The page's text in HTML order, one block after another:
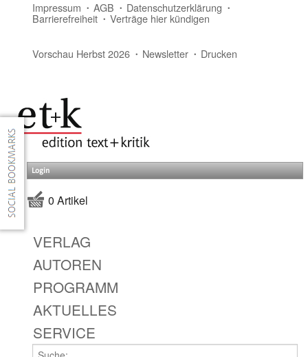
Impressum AGB Datenschutzerklärung
Barrierefreiheit Verträge hier kündigen
Vorschau Herbst 2026 Newsletter Drucken
Login
0 Artikel
VERLAG
AUTOREN
PROGRAMM
AKTUELLES
SERVICE